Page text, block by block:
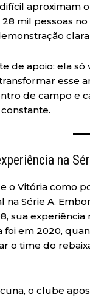
aproximam
mil pessoas
de apoio: ela
esse
de campo e
na
o Vitória como
Série A.
sua
em 2020,
o time do
o clube